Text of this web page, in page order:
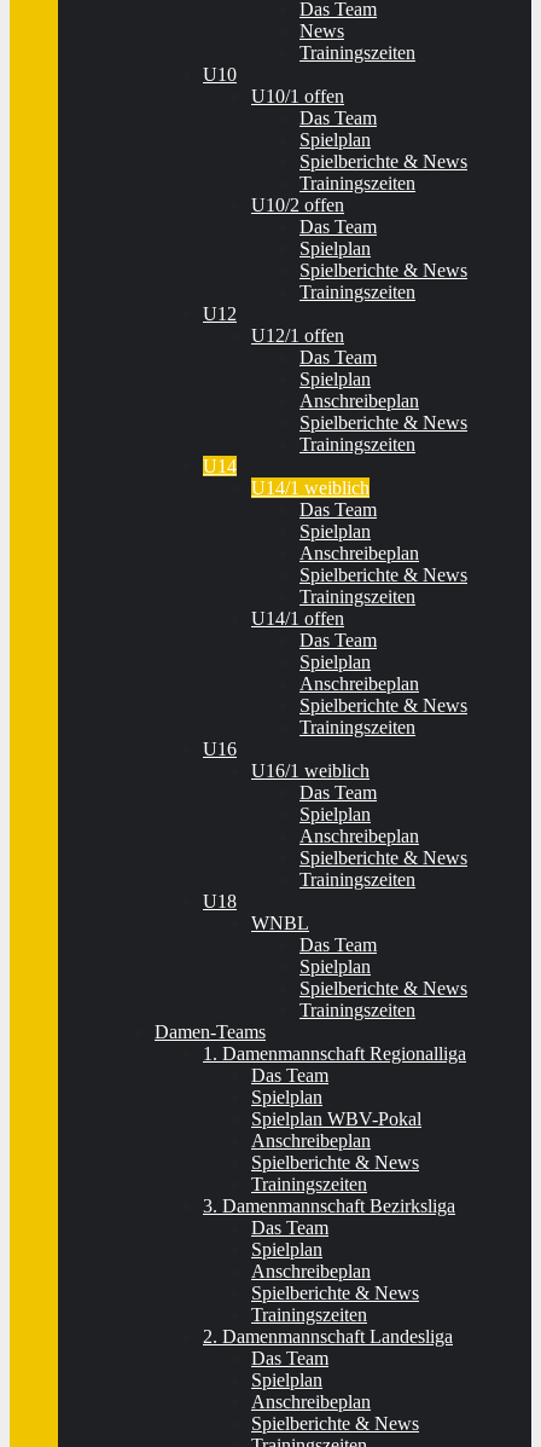
Das Team
News
Trainingszeiten
U10
U10/1 offen
Das Team
Spielplan
Spielberichte & News
Trainingszeiten
U10/2 offen
Das Team
Spielplan
Spielberichte & News
Trainingszeiten
U12
U12/1 offen
Das Team
Spielplan
Anschreibeplan
Spielberichte & News
Trainingszeiten
U14
U14/1 weiblich
Das Team
Spielplan
Anschreibeplan
Spielberichte & News
Trainingszeiten
U14/1 offen
Das Team
Spielplan
Anschreibeplan
Spielberichte & News
Trainingszeiten
U16
U16/1 weiblich
Das Team
Spielplan
Anschreibeplan
Spielberichte & News
Trainingszeiten
U18
WNBL
Das Team
Spielplan
Spielberichte & News
Trainingszeiten
Damen-Teams
1. Damenmannschaft Regionalliga
Das Team
Spielplan
Spielplan WBV-Pokal
Anschreibeplan
Spielberichte & News
Trainingszeiten
3. Damenmannschaft Bezirksliga
Das Team
Spielplan
Anschreibeplan
Spielberichte & News
Trainingszeiten
2. Damenmannschaft Landesliga
Das Team
Spielplan
Anschreibeplan
Spielberichte & News